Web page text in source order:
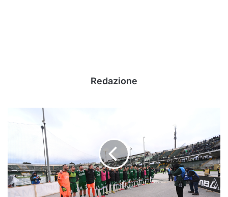
Redazione
Calciomercato,
Zuberek
giocatore
dell'Avellino